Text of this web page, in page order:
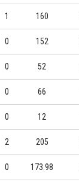
1 160
0 152
0 52
0 66
0 12
2 205
0 173.98